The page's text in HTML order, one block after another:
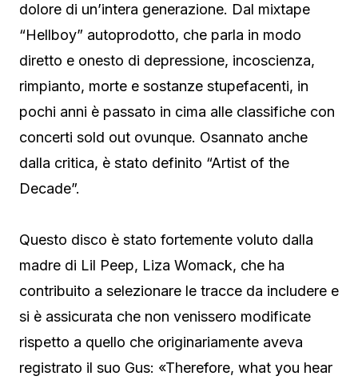
dolore di un’intera generazione. Dal mixtape
“Hellboy” autoprodotto, che parla in modo
diretto e onesto di depressione, incoscienza,
rimpianto, morte e sostanze stupefacenti, in
pochi anni è passato in cima alle classifiche con
concerti sold out ovunque. Osannato anche
dalla critica, è stato definito “Artist of the
Decade”.
Questo disco è stato fortemente voluto dalla
madre di Lil Peep, Liza Womack, che ha
contribuito a selezionare le tracce da includere e
si è assicurata che non venissero modificate
rispetto a quello che originariamente aveva
registrato il suo Gus: «Therefore, what you hear